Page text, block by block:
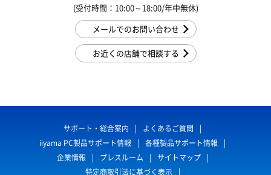
(受付時間：10:00～18:00/年中無休)
メールでのお問い合わせ
お近くの店舗で相談する
サポート・総合案内
よくあるご質問
iiyama PC製品サポート情報
各種製品サポート情報
企業情報
プレスルーム
サイトマップ
特定商取引法に基づく表示